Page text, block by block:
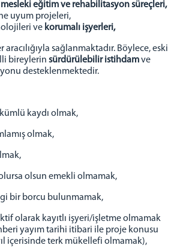
mesleki eğitim ve rehabilitasyon süreçleri,
uyum projeleri,
ve korumalı işyerleri,
sağlanmaktadır. Böylece, eski
bireylerin sürdürülebilir istihdamve
desteklenmektedir.
kaydı olmak,
olmak,
olsun emekli olmamak,
bir borcu bulunmamak,
olarak kayıtlı işyeri/işletme olmamak
yayım tarihi itibari ile proje konusu
içerisinde terk mükellefi olmamak),